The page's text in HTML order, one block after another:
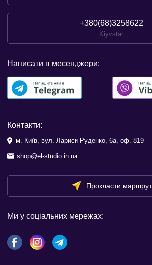
+380(68)3258622
Kiyvstar
Написати в месенджери:
Контакти:
м. Київ, вул. Лариси Руденко, 6а, оф. 819
shop@el-studio.in.ua
Прокласти маршрут
Ми у соціальних мережах: